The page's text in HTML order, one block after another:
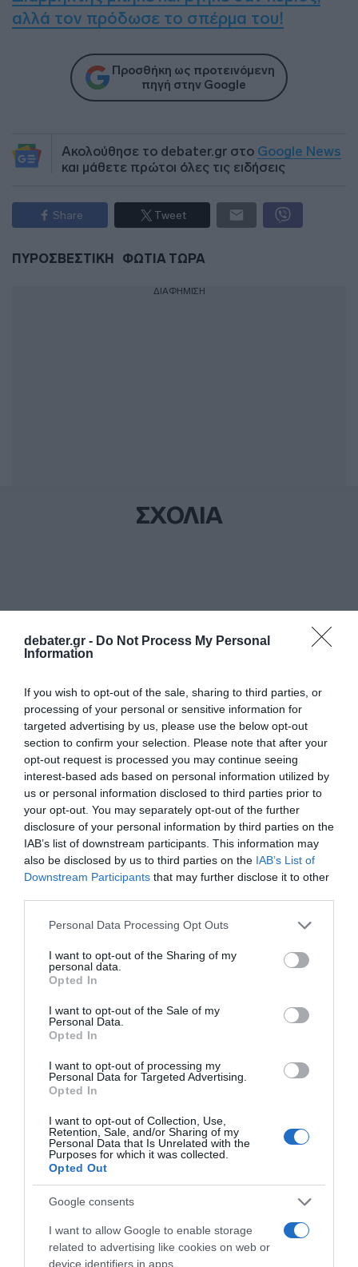
debater.gr - Do Not Process My Personal
Information
If you wish to opt-out of the sale, sharing to third parties, or
processing of your personal or sensitive information for
targeted advertising by us, please use the below opt-out
section to confirm your selection. Please note that after your
opt-out request is processed you may continue seeing
interest-based ads based on personal information utilized by
us or personal information disclosed to third parties prior to
your opt-out. You may separately opt-out of the further
disclosure of your personal information by third parties on the
IAB’s list of downstream participants. This information may
also be disclosed by us to third parties on the IAB’s List of
Downstream Participants that may further disclose it to other
Please note that this website/app uses one or more Google
not limited to your visit or usage behaviour. You may click to
grant or deny consent to Google and its third-party tags to
use your data for below specified purposes in below Google
consent section.
Personal Data Processing Opt Outs
I want to opt-out of the Sharing of my
personal data.
Opted In
I want to opt-out of the Sale of my
Personal Data.
Opted In
I want to opt-out of processing my
Personal Data for Targeted Advertising.
Opted In
I want to opt-out of Collection, Use,
Retention, Sale, and/or Sharing of my
Personal Data that Is Unrelated with the
Purposes for which it was collected.
Opted Out
Google consents
I want to allow Google to enable storage
related to advertising like cookies on web or
device identifiers in apps.
αλλά τον πρόδωσε το σπέρμα του!
Προσθήκη ως προτεινόμενη
πηγή στην Google
Ακολούθησε το debater.gr στο Google News
και μάθετε πρώτοι όλες τις ειδήσεις
Share Tweet
ΠΥΡΟΣΒΕΣΤΙΚΗ ΦΩΤΙΑ ΤΩΡΑ
ΔΙΑΦΗΜΙΣΗ
ΣΧΟΛΙΑ
ΕΛΛΑΔΑ